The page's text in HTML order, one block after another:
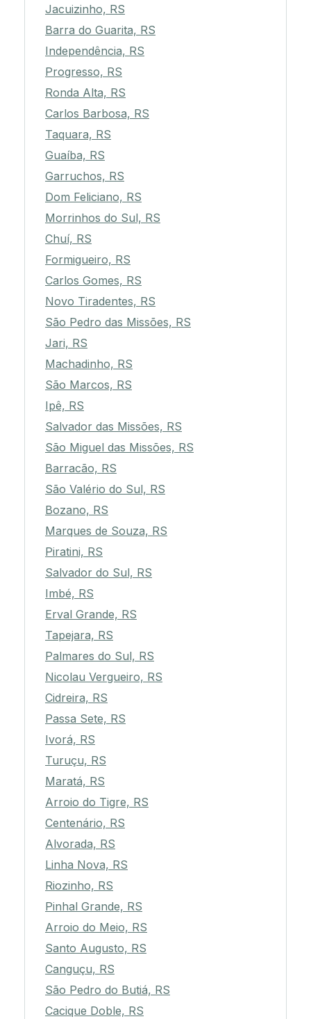
Jacuizinho, RS
Barra do Guarita, RS
Independência, RS
Progresso, RS
Ronda Alta, RS
Carlos Barbosa, RS
Taquara, RS
Guaíba, RS
Garruchos, RS
Dom Feliciano, RS
Morrinhos do Sul, RS
Chuí, RS
Formigueiro, RS
Carlos Gomes, RS
Novo Tiradentes, RS
São Pedro das Missões, RS
Jari, RS
Machadinho, RS
São Marcos, RS
Ipê, RS
Salvador das Missões, RS
São Miguel das Missões, RS
Barracão, RS
São Valério do Sul, RS
Bozano, RS
Marques de Souza, RS
Piratini, RS
Salvador do Sul, RS
Imbé, RS
Erval Grande, RS
Tapejara, RS
Palmares do Sul, RS
Nicolau Vergueiro, RS
Cidreira, RS
Passa Sete, RS
Ivorá, RS
Turuçu, RS
Maratá, RS
Arroio do Tigre, RS
Centenário, RS
Alvorada, RS
Linha Nova, RS
Riozinho, RS
Pinhal Grande, RS
Arroio do Meio, RS
Santo Augusto, RS
Canguçu, RS
São Pedro do Butiá, RS
Cacique Doble, RS